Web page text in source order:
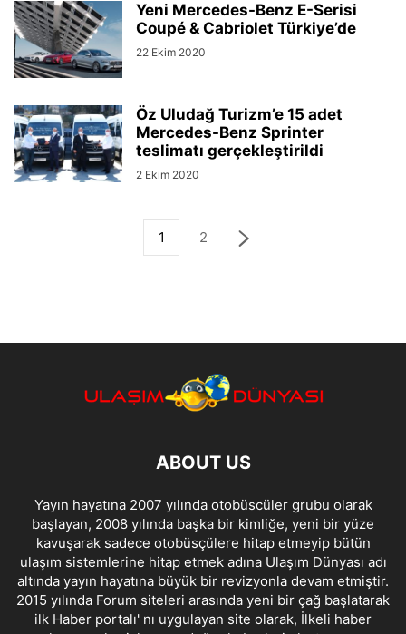
Yeni Mercedes-Benz E-Serisi
Coupé & Cabriolet Türkiye’de
22 Ekim 2020
Öz Uludağ Turizm’e 15 adet
Mercedes-Benz Sprinter
teslimatı gerçekleştirildi
2 Ekim 2020
1 2
ABOUT US
Yayın hayatına 2007 yılında otobüscüler grubu olarak
başlayan, 2008 yılında başka bir kimliğe, yeni bir yüze
kavuşarak sadece otobüsçülere hitap etmeyip bütün
ulaşım sistemlerine hitap etmek adına Ulaşım Dünyası adı
altında yayın hayatına büyük bir revizyonla devam etmiştir.
2015 yılında Forum siteleri arasında yeni bir çağ başlatarak
ilk Haber portalı' nı uygulayan site olarak, İlkeli haber